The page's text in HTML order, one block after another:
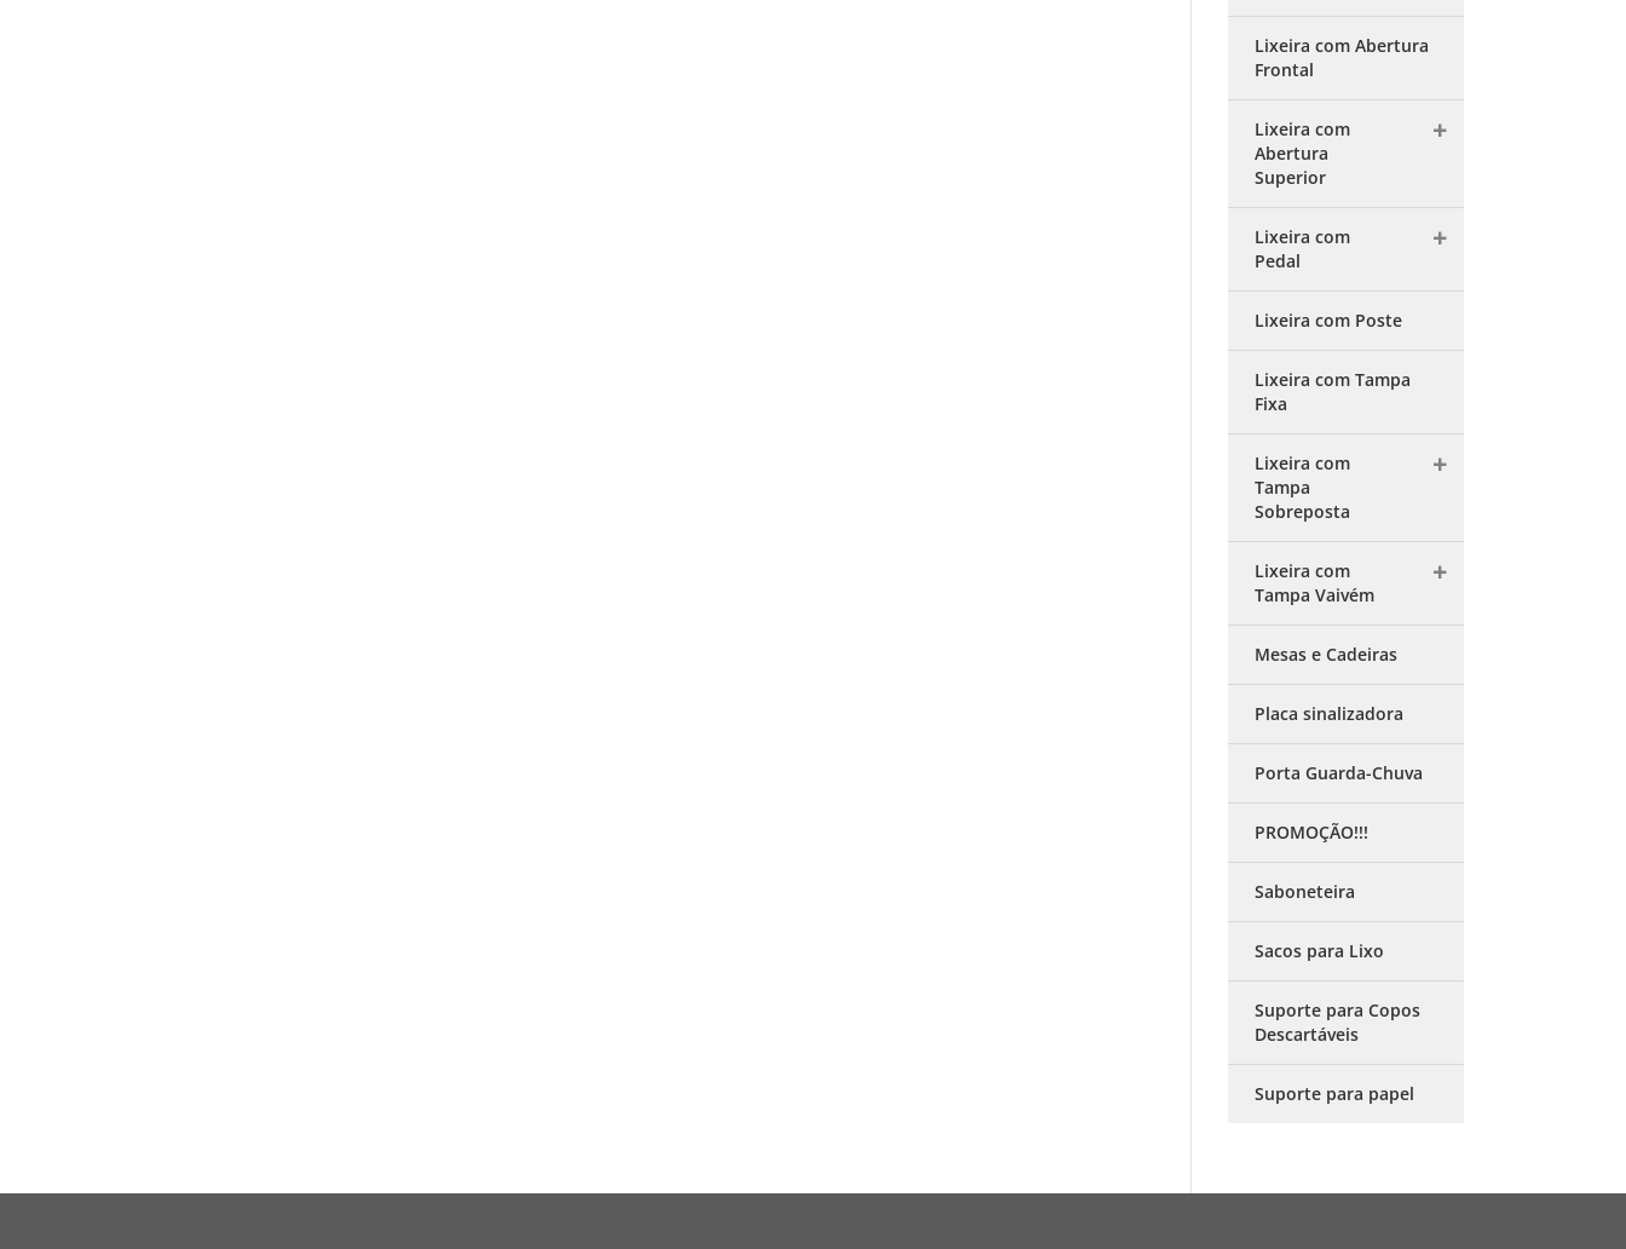
Lixeira com Abertura
Frontal
Lixeira com
Abertura
Superior
Lixeira com
Pedal
Lixeira com Poste
Lixeira com Tampa
Fixa
Lixeira com
Tampa
Sobreposta
Lixeira com
Tampa Vaivém
Mesas e Cadeiras
Placa sinalizadora
Porta Guarda-Chuva
PROMOÇÃO!!!
Saboneteira
Sacos para Lixo
Suporte para Copos
Descartáveis
Suporte para papel